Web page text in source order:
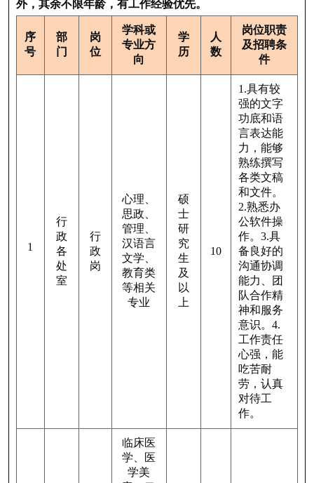
外，其余不限年龄，有工作经验优先。
序
号
部
门
岗
位
学科或
专业方
向
学
历
人
数
岗位职责
及招聘条
件
1
行
政
各
处
室
行
政
岗
心理、
思政、
管理、
汉语言
文学、
教育类
等相关
专业
硕
士
研
究
生
及
以
上
10
1.具有较
强的文字
功底和语
言表达能
力，能够
熟练撰写
各类文稿
和文件。
2.熟悉办
公软件操
作。 3.具
备良好的
沟通协调
能力、团
队合作精
神和服务
意识。 4.
工作责任
心强，能
吃苦耐
劳，认真
对待工
作。
临床医
学、医
学美